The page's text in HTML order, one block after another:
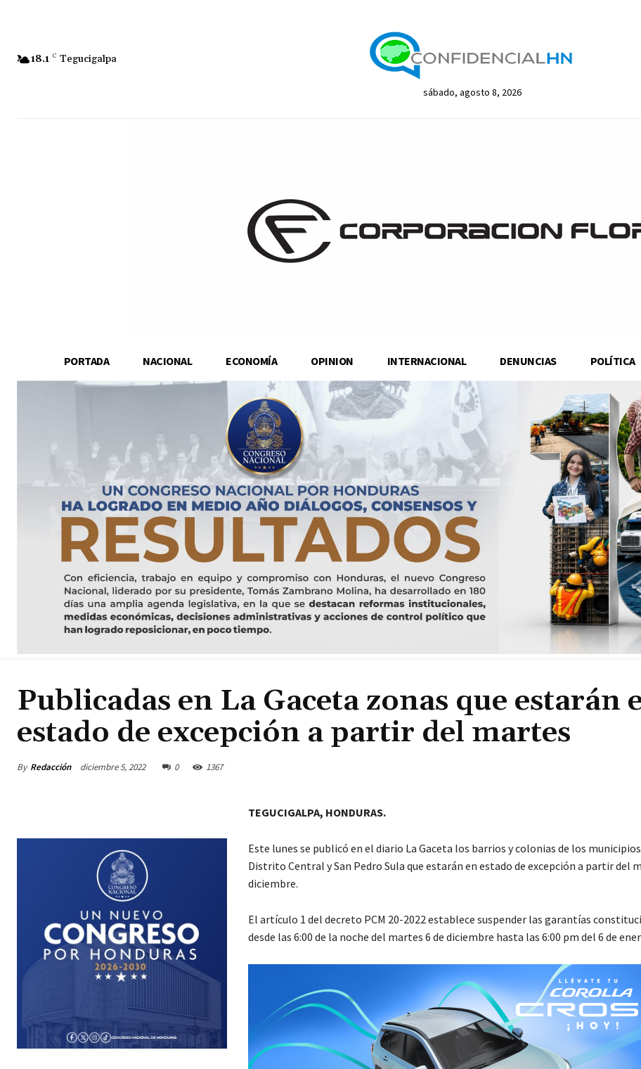
18.1 C Tegucigalpa
sábado, agosto 8, 2026
PORTADA NACIONAL ECONOMÍA OPINION INTERNACIONAL DENUNCIAS POLÍTICA
Publicadas en La Gaceta zonas que estarán
estado de excepción a partir del martes
By Redacción diciembre 5, 2022 0 1367
TEGUCIGALPA, HONDURAS.
Este lunes se publicó en el diario La Gaceta los barrios y colonias de los
Distrito Central y San Pedro Sula que estarán en estado de excepción a partir del
diciembre.
El artículo 1 del decreto PCM 20-2022 establece suspender las garantías
desde las 6:00 de la noche del martes 6 de diciembre hasta las 6:00 pm del 6 de